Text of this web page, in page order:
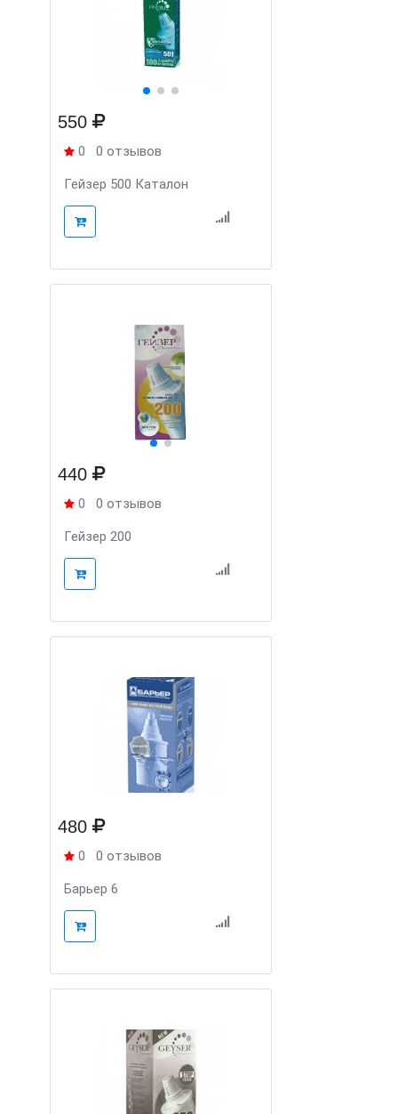
550
0 0 отзывов
Гейзер 500 Каталон
440
0 0 отзывов
Гейзер 200
480
0 0 отзывов
Барьер 6